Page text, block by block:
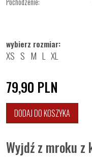
wybierz rozmiar:
XS S M L XL
79,90 PLN
DODAJ DO KOSZYKA
Wyjdź z mroku z